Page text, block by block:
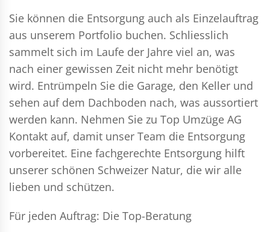
Sie können die Entsorgung auch als Einzelauftrag
aus unserem Portfolio buchen. Schliesslich
sammelt sich im Laufe der Jahre viel an, was
nach einer gewissen Zeit nicht mehr benötigt
wird. Entrümpeln Sie die Garage, den Keller und
sehen auf dem Dachboden nach, was aussortiert
werden kann. Nehmen Sie zu Top Umzüge AG
Kontakt auf, damit unser Team die Entsorgung
vorbereitet. Eine fachgerechte Entsorgung hilft
unserer schönen Schweizer Natur, die wir alle
lieben und schützen.
Für jeden Auftrag: Die Top-Beratung